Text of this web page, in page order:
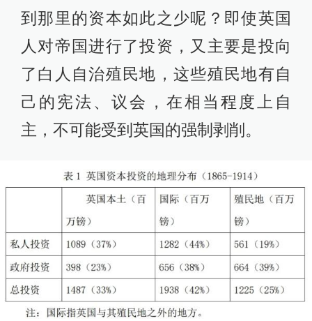
到那里的资本如此之少呢？即使英国
人对帝国进行了投资，又主要是投向
了白人自治殖民地，这些殖民地有自
己的宪法、议会，在相当程度上自
主，不可能受到英国的强制剥削。